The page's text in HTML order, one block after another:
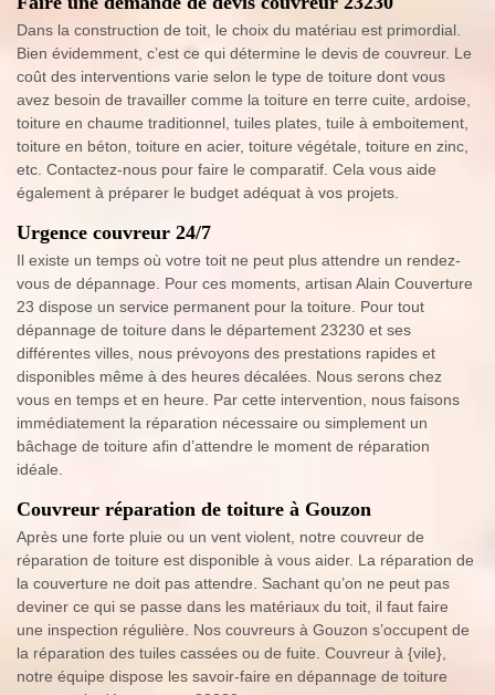
Dans la construction de toit, le choix du matériau est primordial.
Bien évidemment, c’est ce qui détermine le devis de couvreur. Le
coût des interventions varie selon le type de toiture dont vous
avez besoin de travailler comme la toiture en terre cuite, ardoise,
toiture en chaume traditionnel, tuiles plates, tuile à emboitement,
toiture en béton, toiture en acier, toiture végétale, toiture en zinc,
etc. Contactez-nous pour faire le comparatif. Cela vous aide
également à préparer le budget adéquat à vos projets.
Urgence couvreur 24/7
Il existe un temps où votre toit ne peut plus attendre un rendez-
vous de dépannage. Pour ces moments, artisan Alain Couverture
23 dispose un service permanent pour la toiture. Pour tout
dépannage de toiture dans le département 23230 et ses
différentes villes, nous prévoyons des prestations rapides et
disponibles même à des heures décalées. Nous serons chez
vous en temps et en heure. Par cette intervention, nous faisons
immédiatement la réparation nécessaire ou simplement un
bâchage de toiture afin d’attendre le moment de réparation
idéale.
Couvreur réparation de toiture à Gouzon
Après une forte pluie ou un vent violent, notre couvreur de
réparation de toiture est disponible à vous aider. La réparation de
la couverture ne doit pas attendre. Sachant qu’on ne peut pas
deviner ce qui se passe dans les matériaux du toit, il faut faire
une inspection régulière. Nos couvreurs à Gouzon s’occupent de
la réparation des tuiles cassées ou de fuite. Couvreur à {vile},
notre équipe dispose les savoir-faire en dépannage de toiture